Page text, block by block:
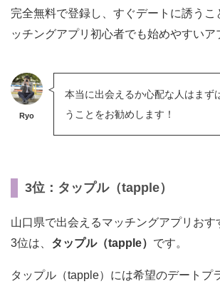
完全無料で登録し、すぐデートに誘うこ
ッチングアプリ初心者でも始めやすいア
Ryo
本当に出会えるか心配な人はまず
うことをお勧めします！
3位：タップル（tapple）
山口県で出会えるマッチングアプリおす
3位は、 タップル（tapple） です。
タップル（tapple）には希望のデートプ